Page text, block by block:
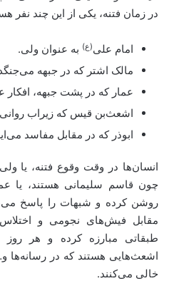
در زمان فتنه، یکی از این چند نفر
امام علی(ع) به عنوان ولی.
مالک اشتر که در جبهه
عمار که در پشت جبهه،
اشعث‌بن قیس که زیراب
ابوذر که در مقابل مفاسد
انسان‌ها در وقت وقوع فتنه، یا
چون قاسم سلیمانی هستند، یا
روشن کرده و شبهات را پاسخ
مقابل فیش‌های نجومی و
طبقاتی مبارزه کرده و هر
اشعث‌هایی هستند که در رسانه‌ها
خالی می‌کنند.